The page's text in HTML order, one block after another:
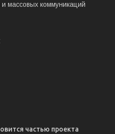
массовых коммуникаций
частью проекта